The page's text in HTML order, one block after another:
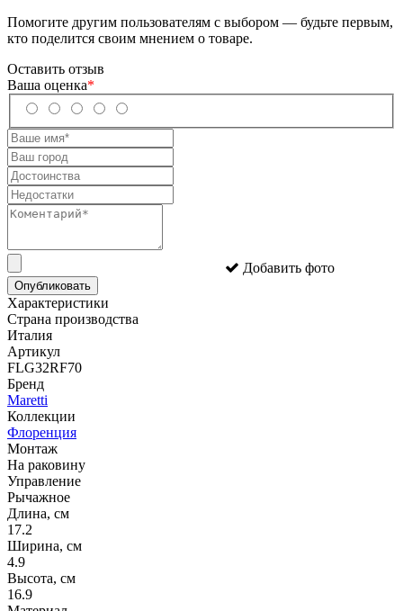
Помогите другим пользователям с выбором — будьте первым,
кто поделится своим мнением о товаре.
Оставить отзыв
Ваша оценка*
Добавить фото
Опубликовать
Характеристики
Страна производства
Италия
Артикул
FLG32RF70
Бренд
Maretti
Коллекции
Флоренция
Монтаж
На раковину
Управление
Рычажное
Длина, см
17.2
Ширина, см
4.9
Высота, см
16.9